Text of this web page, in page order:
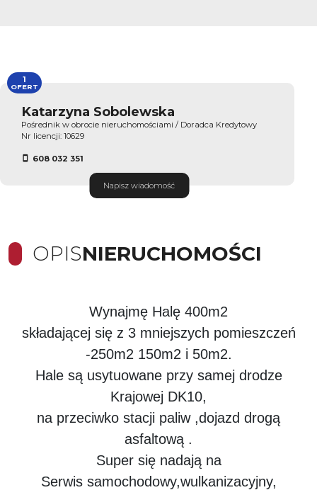
Katarzyna Sobolewska
Pośrednik w obrocie nieruchomościami / Doradca Kredytowy
Nr licencji: 10629
608 032 351
Napisz wiadomość
1
OFERT
OPISNIERUCHOMOŚCI
Wynajmę Halę 400m2
składającej się z 3 mniejszych pomieszczeń
-250m2 150m2 i 50m2.
Hale są usytuowane przy samej drodze
Krajowej DK10,
na przeciwko stacji paliw ,dojazd drogą
asfaltową .
Super się nadają na
Serwis samochodowy,wulkanizacyjny,